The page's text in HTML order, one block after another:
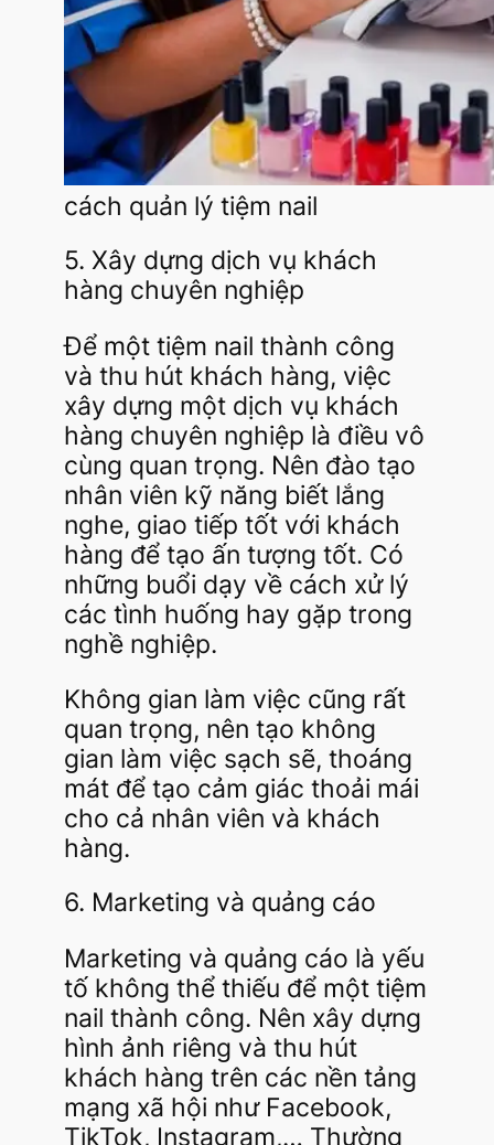
cách quản lý tiệm nail
5. Xây dựng dịch vụ khách
hàng chuyên nghiệp
Để một tiệm nail thành công
và thu hút khách hàng, việc
xây dựng một dịch vụ khách
hàng chuyên nghiệp là điều vô
cùng quan trọng. Nên đào tạo
nhân viên kỹ năng biết lắng
nghe, giao tiếp tốt với khách
hàng để tạo ấn tượng tốt. Có
những buổi dạy về cách xử lý
các tình huống hay gặp trong
nghề nghiệp.
Không gian làm việc cũng rất
quan trọng, nên tạo không
gian làm việc sạch sẽ, thoáng
mát để tạo cảm giác thoải mái
cho cả nhân viên và khách
hàng.
6. Marketing và quảng cáo
Marketing và quảng cáo là yếu
tố không thể thiếu để một tiệm
nail thành công. Nên xây dựng
hình ảnh riêng và thu hút
khách hàng trên các nền tảng
mạng xã hội như Facebook,
TikTok, Instagram,… Thường